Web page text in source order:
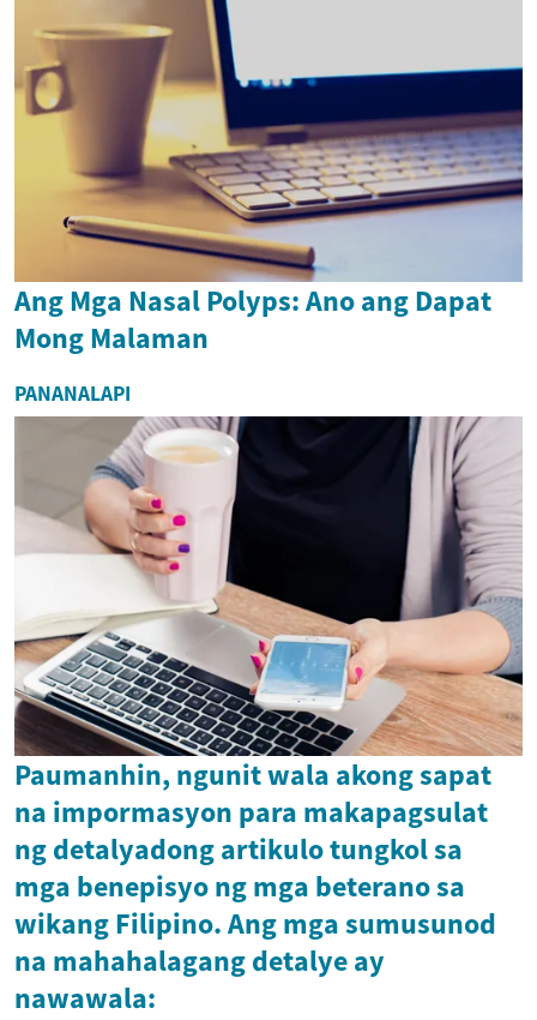
Ang Mga Nasal Polyps: Ano ang Dapat
Mong Malaman
PANANALAPI
Paumanhin, ngunit wala akong sapat
na impormasyon para makapagsulat
ng detalyadong artikulo tungkol sa
mga benepisyo ng mga beterano sa
wikang Filipino. Ang mga sumusunod
na mahahalagang detalye ay
nawawala: